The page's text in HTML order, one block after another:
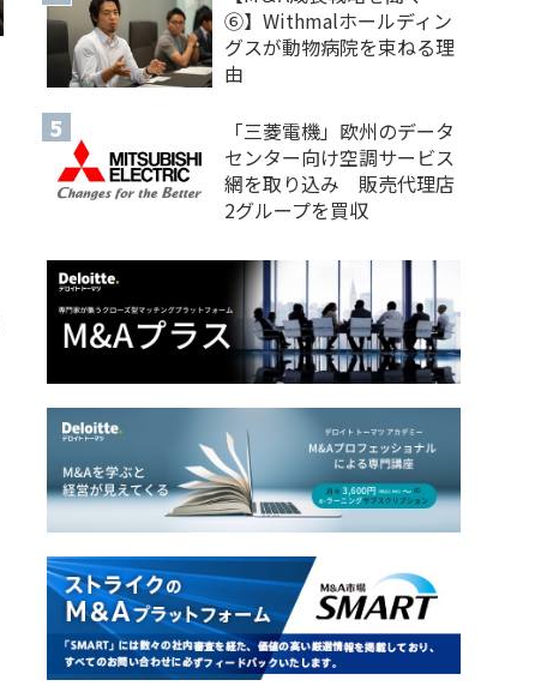
⑥】Withmalホールディン
グスが動物病院を束ねる理
由
「三菱電機」欧州のデータ
センター向け空調サービス
網を取り込み 販売代理店
2グループを買収